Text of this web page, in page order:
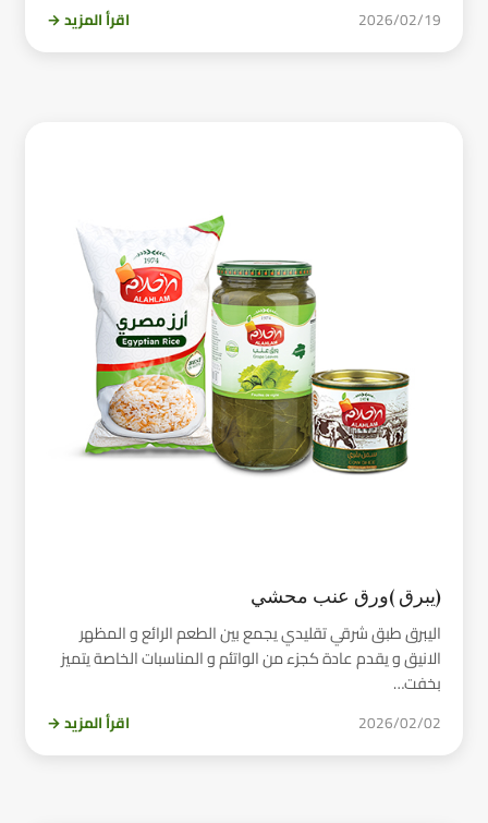
2026/02/19 اقرأ المزيد →
(يبرق )ورق عنب محشي
اليبرق طبق شرقي تقليدي يجمع بين الطعم الرائع و المظهر
الانيق و يقدم عادة كجزء من الواتئم و المناسبات الخاصة يتميز
بخفت…
2026/02/02 اقرأ المزيد →